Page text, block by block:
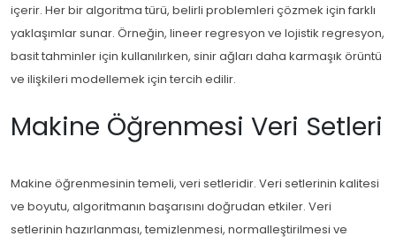
içerir. Her bir algoritma türü, belirli problemleri çözmek için farklı
yaklaşımlar sunar. Örneğin, lineer regresyon ve lojistik regresyon,
basit tahminler için kullanılırken, sinir ağları daha karmaşık örüntü
ve ilişkileri modellemek için tercih edilir.
Makine Öğrenmesi Veri Setleri
Makine öğrenmesinin temeli, veri setleridir. Veri setlerinin kalitesi
ve boyutu, algoritmanın başarısını doğrudan etkiler. Veri
setlerinin hazırlanması, temizlenmesi, normalleştirilmesi ve